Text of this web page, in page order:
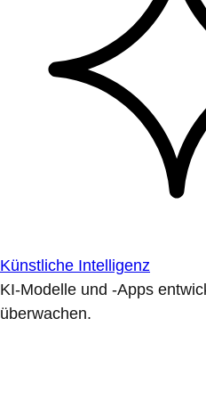
Künstliche Intelligenz
KI-Modelle und -Apps
überwachen.